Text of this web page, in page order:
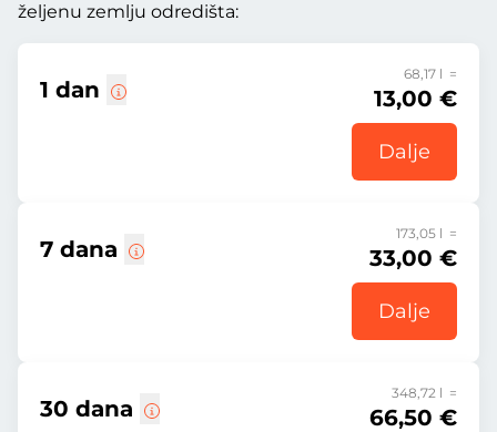
željenu zemlju odredišta:
1 dan
68,17 l =
13,00 €
Dalje
7 dana
173,05 l =
33,00 €
Dalje
30 dana
348,72 l =
66,50 €